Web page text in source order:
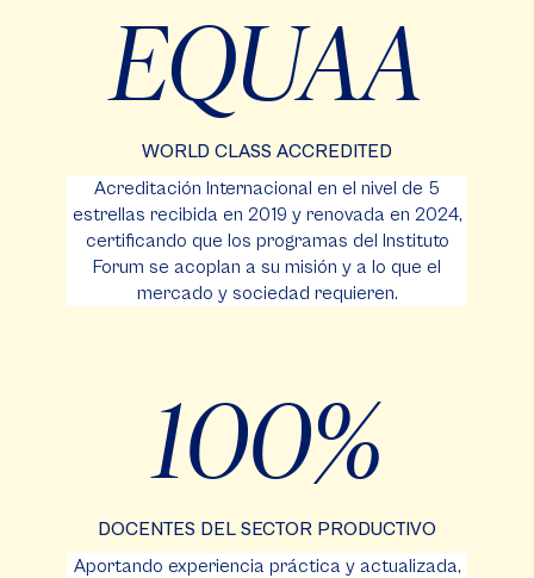
EQUAA
WORLD CLASS ACCREDITED
Acreditación Internacional en el nivel de 5
estrellas recibida en 2019 y renovada en 2024,
certificando que los programas del Instituto
Forum se acoplan a su misión y a lo que el
mercado y sociedad requieren.
100
DOCENTES DEL SECTOR PRODUCTIVO
Aportando experiencia práctica y actualizada,